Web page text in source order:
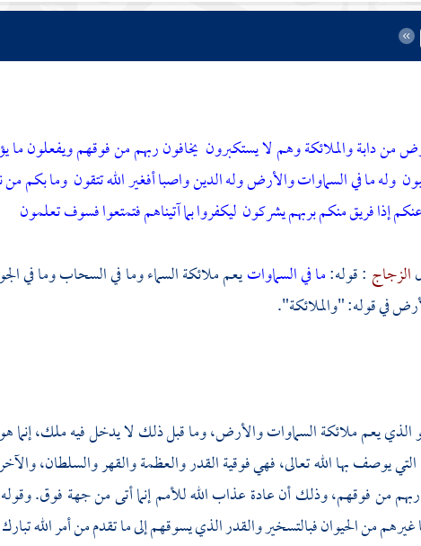
من دابة والملائكة وهم لا يستكبرون يخافون ربهم من فوقهم ويفعلون ما
وله ما في السماوات والأرض وله الدين واصبا أفغير الله تتقون وما بكم من
إذا فريق منكم بربهم يشركون ليكفروا بما آتيناهم فتمتعوا فسوف تعلمون
الزجاج : قوله:ما في السماواتيعم ملائكة السماء وما في السحاب وما في
في قوله: "والملائكة".
يعم ملائكة السماوات والأرض، وما قبل ذلك لا يدخل فيه ملك، إنما
يوصف بها الله تعالى، فهي فوقية القدر والعظمة والقهر والسلطان،
من فوقهم، وذلك أن عادة عذاب الله للأمم إنما أتى من جهة فوق.
من الحيوان فبالتسخير والقدر الذي يسوقهم إلى ما تقدم من أمر الله